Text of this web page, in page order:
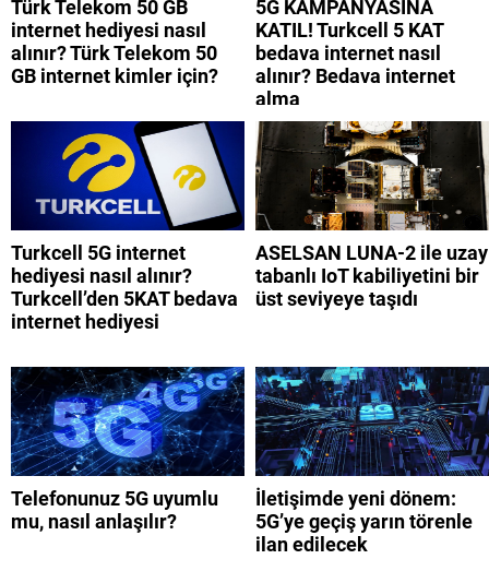
Türk Telekom 50 GB
internet hediyesi nasıl
alınır? Türk Telekom 50
GB internet kimler için?
5G KAMPANYASINA
KATIL! Turkcell 5 KAT
bedava internet nasıl
alınır? Bedava internet
alma
Turkcell 5G internet
hediyesi nasıl alınır?
Turkcell’den 5KAT bedava
internet hediyesi
ASELSAN LUNA-2 ile uzay
tabanlı IoT kabiliyetini bir
üst seviyeye taşıdı
Telefonunuz 5G uyumlu
mu, nasıl anlaşılır?
İletişimde yeni dönem:
5G’ye geçiş yarın törenle
ilan edilecek